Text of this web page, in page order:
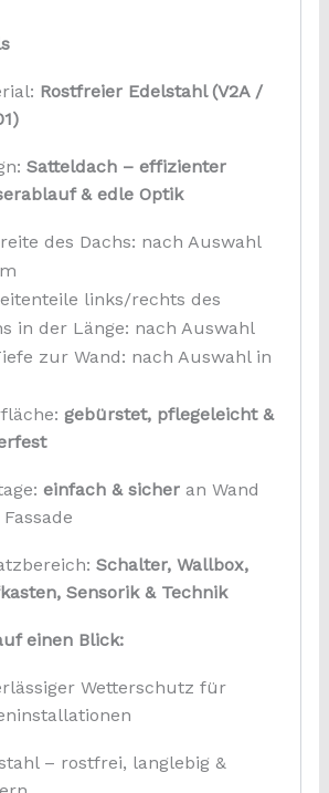
Rostfreier Edelstahl (V2A /
Satteldach – effizienter
& edle Optik
des Dachs: nach Auswahl
links/rechts des
in der Länge: nach Auswahl
zur Wand: nach Auswahl in
gebürstet, pflegeleicht &
einfach & sicher an Wand
Schalter, Wallbox,
Sensorik & Technik
einen Blick:
Wetterschutz für
– rostfrei, langlebig &